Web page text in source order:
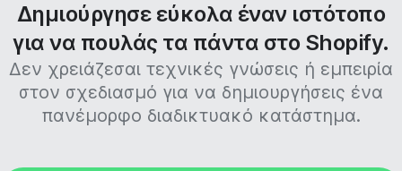
Δημιούργησε εύκολα έναν ιστότοπο
για να πουλάς τα πάντα στο Shopify.
Δεν χρειάζεσαι τεχνικές γνώσεις ή εμπειρία
στον σχεδιασμό για να δημιουργήσεις ένα
πανέμορφο διαδικτυακό κατάστημα.